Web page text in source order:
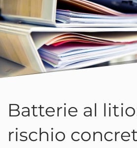
Batterie al
rischio